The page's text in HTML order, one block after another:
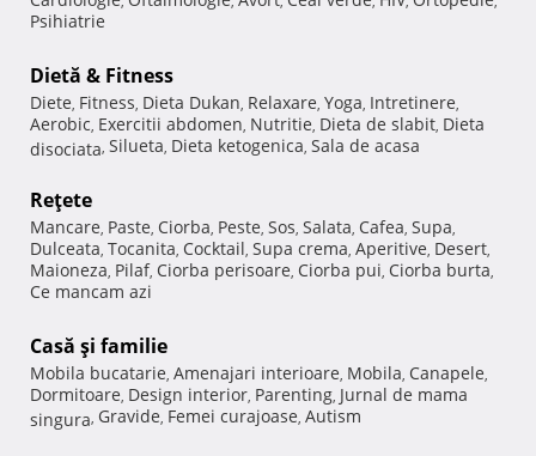
Psihiatrie
Dietă & Fitness
Diete, Fitness, Dieta Dukan, Relaxare, Yoga, Intretinere,
Aerobic, Exercitii abdomen, Nutritie, Dieta de slabit, Dieta
disociata, Silueta, Dieta ketogenica, Sala de acasa
Reţete
Mancare, Paste, Ciorba, Peste, Sos, Salata, Cafea, Supa,
Dulceata, Tocanita, Cocktail, Supa crema, Aperitive, Desert,
Maioneza, Pilaf, Ciorba perisoare, Ciorba pui, Ciorba burta,
Ce mancam azi
Casă şi familie
Mobila bucatarie, Amenajari interioare, Mobila, Canapele,
Dormitoare, Design interior, Parenting, Jurnal de mama
singura, Gravide, Femei curajoase, Autism